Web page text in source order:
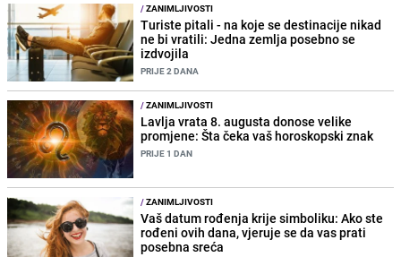
/ZANIMLJIVOSTI
Turiste pitali - na koje se destinacije nikad
ne bi vratili: Jedna zemlja posebno se
izdvojila
PRIJE 2 DANA
/ZANIMLJIVOSTI
Lavlja vrata 8. augusta donose velike
promjene: Šta čeka vaš horoskopski znak
PRIJE 1 DAN
/ZANIMLJIVOSTI
Vaš datum rođenja krije simboliku: Ako ste
rođeni ovih dana, vjeruje se da vas prati
posebna sreća